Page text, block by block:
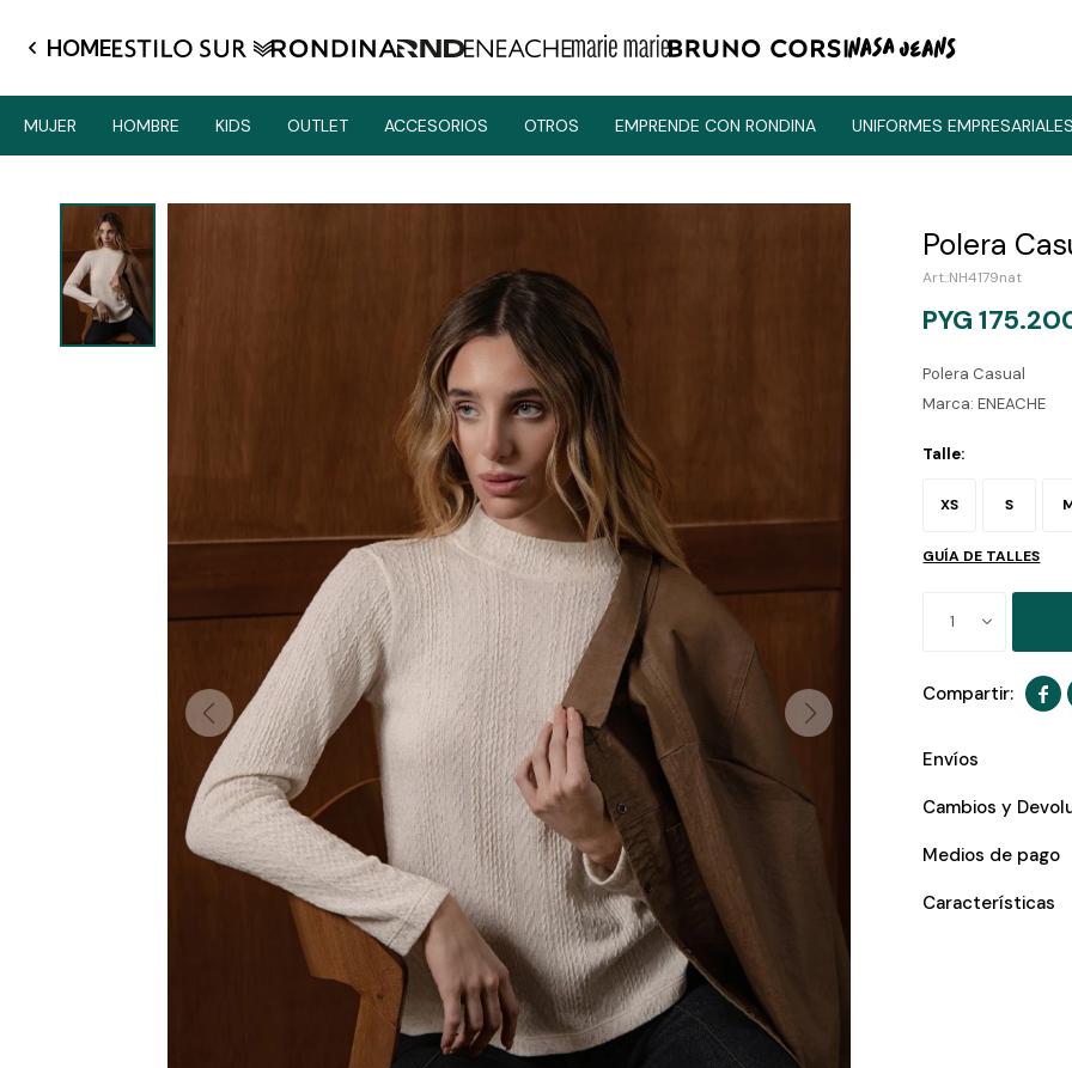
HOME
MUJER HOMBRE KIDS OUTLET ACCESORIOS OTROS EMPRENDE CON RONDINA UNIFORMES EMPRESARIALES
Polera
NH4179nat
PYG
Polera Casual
Marca: ENEACHE
Talle:
XS S
GUÍA DE TALLES
1

Envíos
Cambios y
Medios de pago
Características